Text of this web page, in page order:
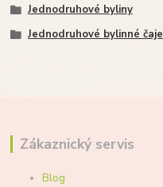
Jednodruhové byliny
Jednodruhové bylinné čaje
Zákaznický servis
Blog